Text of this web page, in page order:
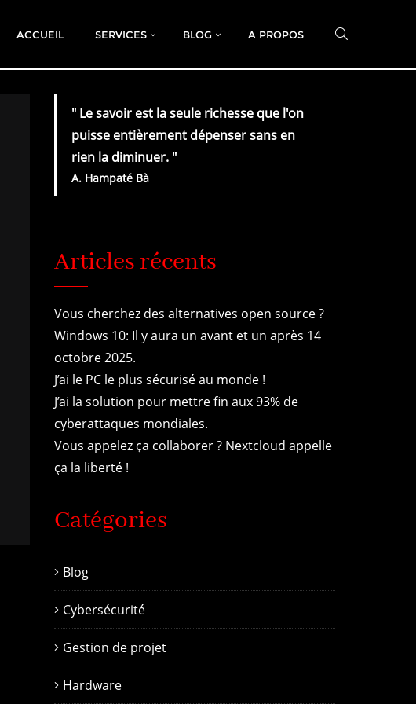
ACCUEIL SERVICES BLOG A PROPOS
" Le savoir est la seule richesse que l'on
puisse entièrement dépenser sans en
rien la diminuer. "
A. Hampaté Bà
Articles récents
Vous cherchez des alternatives open source ?
Windows 10: Il y aura un avant et un après 14
octobre 2025.
J’ai le PC le plus sécurisé au monde !
J’ai la solution pour mettre fin aux 93% de
cyberattaques mondiales.
Vous appelez ça collaborer ? Nextcloud appelle
ça la liberté !
Catégories
Blog
Cybersécurité
Gestion de projet
Hardware